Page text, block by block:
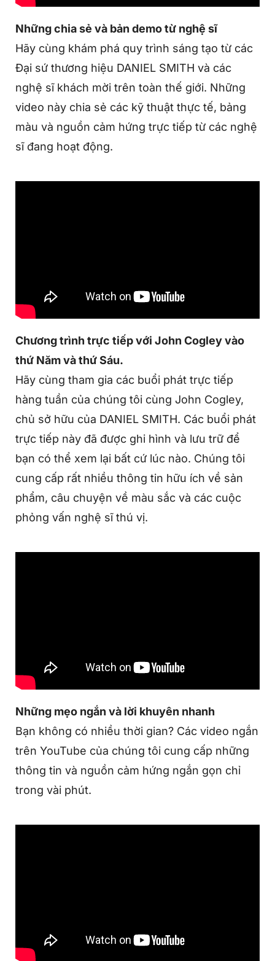
Những chia sẻ và bản demo từ nghệ sĩ
Hãy cùng khám phá quy trình sáng tạo từ các
Đại sứ thương hiệu DANIEL SMITH và các
nghệ sĩ khách mời trên toàn thế giới. Những
video này chia sẻ các kỹ thuật thực tế, bảng
màu và nguồn cảm hứng trực tiếp từ các nghệ
sĩ đang hoạt động.
Chương trình trực tiếp với John Cogley vào
thứ Năm và thứ Sáu.
Hãy cùng tham gia các buổi phát trực tiếp
hàng tuần của chúng tôi cùng John Cogley,
chủ sở hữu của DANIEL SMITH. Các buổi phát
trực tiếp này đã được ghi hình và lưu trữ để
bạn có thể xem lại bất cứ lúc nào. Chúng tôi
cung cấp rất nhiều thông tin hữu ích về sản
phẩm, câu chuyện về màu sắc và các cuộc
phỏng vấn nghệ sĩ thú vị.
Những mẹo ngắn và lời khuyên nhanh
Bạn không có nhiều thời gian? Các video ngắn
trên YouTube của chúng tôi cung cấp những
thông tin và nguồn cảm hứng ngắn gọn chỉ
trong vài phút.